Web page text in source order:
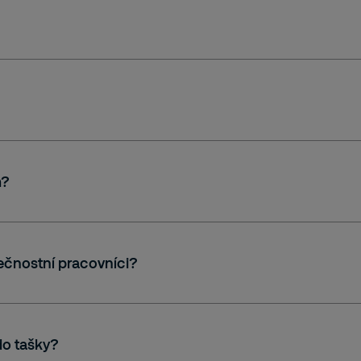
mieste,
alebo poplachového systému, prevádzkovanie
chránenom objekte, na chránenom mieste alebo v
posudkom a
pracovníci?
tašky?